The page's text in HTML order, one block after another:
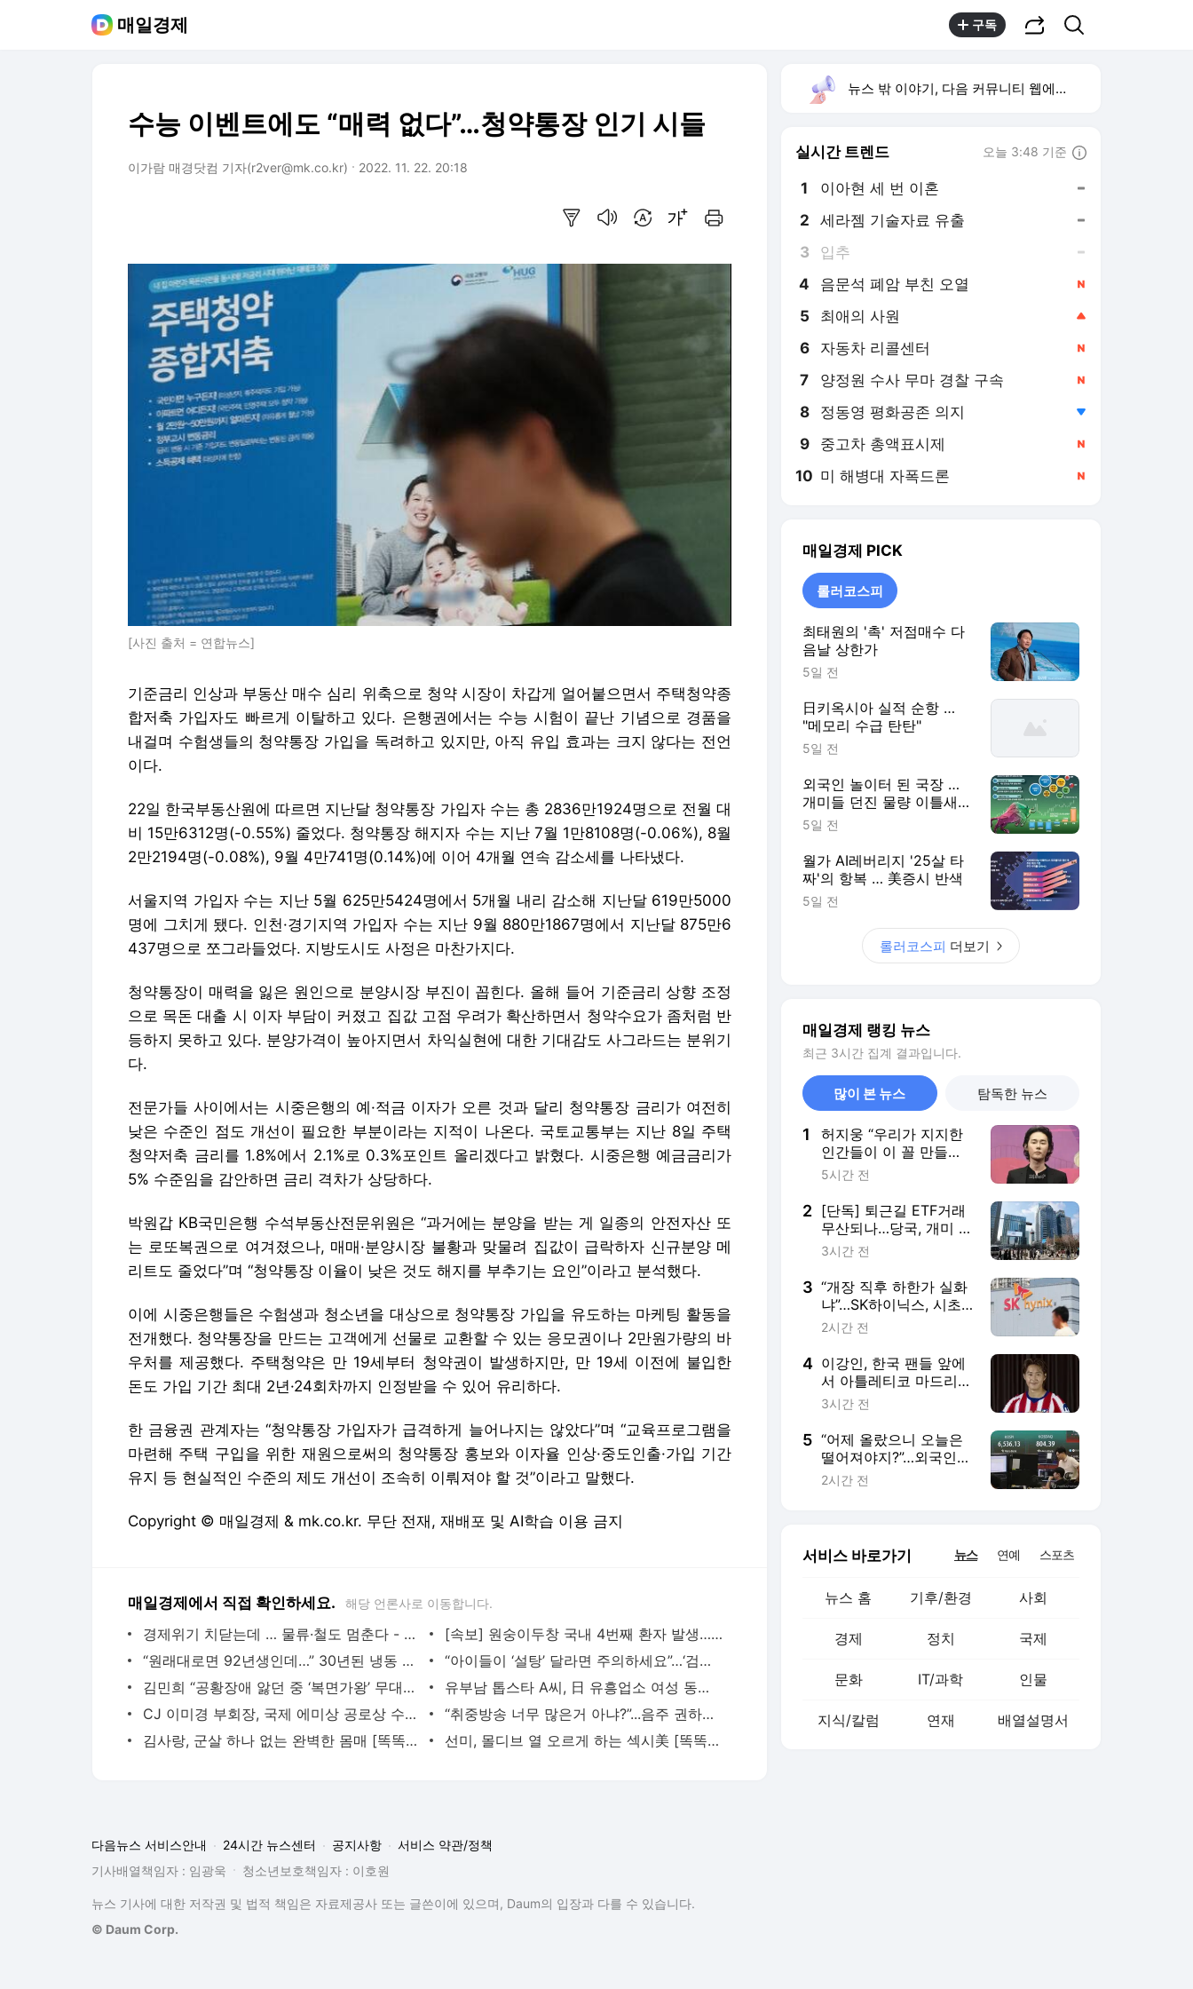
매일경제 구독
수능 이벤트에도 “매력 없다”…청약통장 인기 시들
이가람 매경닷컴 기자(r2ver@mk.co.kr) 2022. 11. 22. 20:18
[사진 출처 = 연합뉴스]
기준금리 인상과 부동산 매수 심리 위축으로 청약 시장이 차갑게 얼어붙으면서 주택청약종
합저축 가입자도 빠르게 이탈하고 있다. 은행권에서는 수능 시험이 끝난 기념으로 경품을
내걸며 수험생들의 청약통장 가입을 독려하고 있지만, 아직 유입 효과는 크지 않다는 전언
이다.
22일 한국부동산원에 따르면 지난달 청약통장 가입자 수는 총 2836만1924명으로 전월 대
비 15만6312명(-0.55%) 줄었다. 청약통장 해지자 수는 지난 7월 1만8108명(-0.06%), 8월
2만2194명(-0.08%), 9월 4만741명(0.14%)에 이어 4개월 연속 감소세를 나타냈다.
서울지역 가입자 수는 지난 5월 625만5424명에서 5개월 내리 감소해 지난달 619만5000
명에 그치게 됐다. 인천·경기지역 가입자 수는 지난 9월 880만1867명에서 지난달 875만6
437명으로 쪼그라들었다. 지방도시도 사정은 마찬가지다.
청약통장이 매력을 잃은 원인으로 분양시장 부진이 꼽힌다. 올해 들어 기준금리 상향 조정
으로 목돈 대출 시 이자 부담이 커졌고 집값 고점 우려가 확산하면서 청약수요가 좀처럼 반
등하지 못하고 있다. 분양가격이 높아지면서 차익실현에 대한 기대감도 사그라드는 분위기
다.
전문가들 사이에서는 시중은행의 예·적금 이자가 오른 것과 달리 청약통장 금리가 여전히
낮은 수준인 점도 개선이 필요한 부분이라는 지적이 나온다. 국토교통부는 지난 8일 주택
청약저축 금리를 1.8%에서 2.1%로 0.3%포인트 올리겠다고 밝혔다. 시중은행 예금금리가
5% 수준임을 감안하면 금리 격차가 상당하다.
박원갑 KB국민은행 수석부동산전문위원은 “과거에는 분양을 받는 게 일종의 안전자산 또
는 로또복권으로 여겨졌으나, 매매·분양시장 불황과 맞물려 집값이 급락하자 신규분양 메
리트도 줄었다”며 “청약통장 이율이 낮은 것도 해지를 부추기는 요인”이라고 분석했다.
이에 시중은행들은 수험생과 청소년을 대상으로 청약통장 가입을 유도하는 마케팅 활동을
전개했다. 청약통장을 만드는 고객에게 선물로 교환할 수 있는 응모권이나 2만원가량의 바
우처를 제공했다. 주택청약은 만 19세부터 청약권이 발생하지만, 만 19세 이전에 불입한
돈도 가입 기간 최대 2년·24회차까지 인정받을 수 있어 유리하다.
한 금융권 관계자는 “청약통장 가입자가 급격하게 늘어나지는 않았다”며 “교육프로그램을
마련해 주택 구입을 위한 재원으로써의 청약통장 홍보와 이자율 인상·중도인출·가입 기간
유지 등 현실적인 수준의 제도 개선이 조속히 이뤄져야 할 것”이라고 말했다.
Copyright © 매일경제 & mk.co.kr. 무단 전재, 재배포 및 AI학습 이용 금지
매일경제에서 직접 확인하세요. 해당 언론사로 이동합니다.
경제위기 치닫는데 … 물류·철도 멈춘다 - 매일경제
[속보] 원숭이두창 국내 4번째 환자 발생…3번째 환자 치료 의료진 - 매일경제
“원래대로면 92년생인데…” 30년된 냉동 배아에서 쌍둥이 탄생 - 매일경제
“아이들이 ‘설탕’ 달라면 주의하세요”…‘검은 뱀’ 만들다 폭발사고 - 매일경제
김민희 “공황장애 앓던 중 ‘복면가왕’ 무대로 힘 얻어”
유부남 톱스타 A씨, 日 유흥업소 여성 동반 원정골프 의혹
CJ 이미경 부회장, 국제 에미상 공로상 수상 - 매일경제
“취중방송 너무 많은거 아냐?”...음주 권하는 ‘술방’ 관련제재는 고작 - 매일경제
김사랑, 군살 하나 없는 완벽한 몸매 [똑똑SNS] - MK스포츠
선미, 몰디브 열 오르게 하는 섹시美 [똑똑SNS] - MK스포츠
뉴스 밖 이야기, 다음 커뮤니티 웹에서 보기
실시간 트렌드 오늘 3:48 기준
1 이아현 세 번 이혼
2 세라젬 기술자료 유출
3 입추
4 음문석 폐암 부친 오열
5 최애의 사원
6 자동차 리콜센터
7 양정원 수사 무마 경찰 구속
8 정동영 평화공존 의지
9 중고차 총액표시제
10 미 해병대 자폭드론
매일경제 PICK
롤러코스피
최태원의 '촉' 저점매수 다
음날 상한가
5일 전
日키옥시아 실적 순항 …
"메모리 수급 탄탄"
5일 전
외국인 놀이터 된 국장 …
개미들 던진 물량 이틀새
8.5조 쓸어담아
5일 전
월가 AI레버리지 '25살 타
짜'의 항복 … 美증시 반색
5일 전
롤러코스피 더보기
매일경제 랭킹 뉴스
최근 3시간 집계 결과입니다.
많이 본 뉴스 탐독한 뉴스
1
허지웅 “우리가 지지한
인간들이 이 꼴 만들었
다” 작심 발언
5시간 전
2 [단독] 퇴근길 ETF거래
무산되나…당국, 개미 다
털렸는데 변동성 우려
3시간 전
3 “개장 직후 하한가 실화
냐”…SK하이닉스, 시초
가 논란 지속
2시간 전
4 이강인, 한국 팬들 앞에
서 아틀레티코 마드리드
데뷔 확정
3시간 전
5 “어제 올랐으니 오늘은
떨어져야지?”…외국인
매도에 코스피, 장 초반
2시간 전
서비스 바로가기 뉴스 연예 스포츠
뉴스 홈 기후/환경 사회
경제 정치 국제
문화 IT/과학 인물
지식/칼럼 연재 배열설명서
다음뉴스 서비스안내 24시간 뉴스센터 공지사항
서비스 약관/정책
기사배열책임자 : 임광욱
청소년보호책임자 : 이호원
뉴스 기사에 대한 저작권 및 법적 책임은 자료제공사 또는 글쓴이에 있으며, Daum의 입장과 다를 수 있습니다.
© Daum Corp.